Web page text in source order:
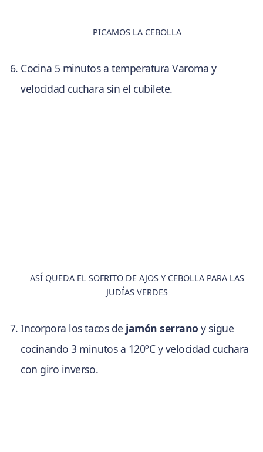
PICAMOS LA CEBOLLA
Cocina 5 minutos a temperatura Varoma y
velocidad cuchara sin el cubilete.
ASÍ QUEDA EL SOFRITO DE AJOS Y CEBOLLA PARA LAS
JUDÍAS VERDES
Incorpora los tacos de jamón serrano y sigue
cocinando 3 minutos a 120ºC y velocidad cuchara
con giro inverso.